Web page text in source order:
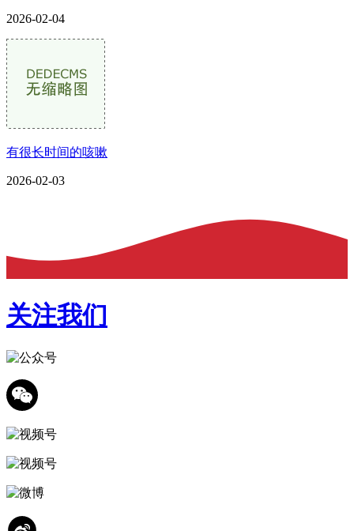
2026-02-04
有很长时间的咳嗽
2026-02-03
关注我们